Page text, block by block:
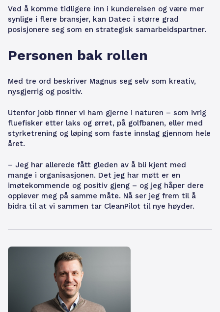
Ved å komme tidligere inn i kundereisen og være mer
synlige i flere bransjer, kan Datec i større grad
posisjonere seg som en strategisk samarbeidspartner.
Personen bak rollen
Med tre ord beskriver Magnus seg selv som kreativ,
nysgjerrig og positiv.
Utenfor jobb finner vi ham gjerne i naturen – som ivrig
fluefisker etter laks og ørret, på golfbanen, eller med
styrketrening og løping som faste innslag gjennom hele
året.
– Jeg har allerede fått gleden av å bli kjent med
mange i organisasjonen. Det jeg har møtt er en
imøtekommende og positiv gjeng – og jeg håper dere
opplever meg på samme måte. Nå ser jeg frem til å
bidra til at vi sammen tar CleanPilot til nye høyder.